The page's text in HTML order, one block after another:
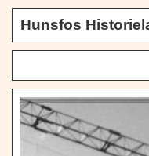
Hunsfos